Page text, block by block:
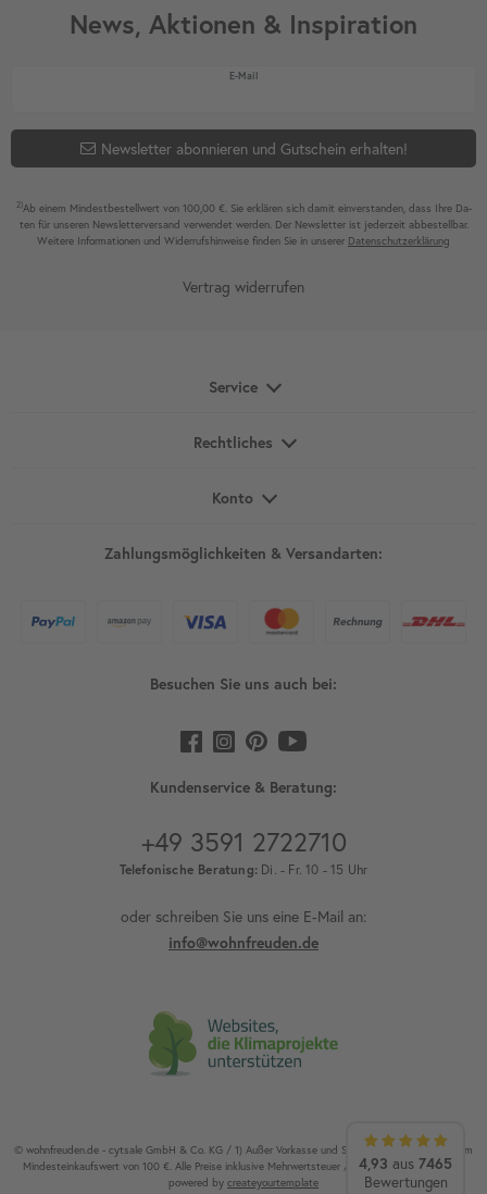
4,93 aus 7465
Bewertungen
News, Aktionen & Inspiration
E-MailNewsletter Honig
Newsletter abonnieren und Gutschein erhalten!
2)Ab einem Mindest­bestell­wert von 100,00 €. Sie erklären sich damit ein­ver­standen, dass Ihre Da­
ten für unseren News­letter­versand ver­wen­det werden. Der News­letter ist jeder­zeit ab­bestel­lbar.
Weitere Infor­mationen und Wider­rufshin­weise finden Sie in unserer Daten­schutz­erklärung
Vertrag widerrufen
Service
Rechtliches
Konto
Zahlungsmöglichkeiten & Versandarten:
Besuchen Sie uns auch bei:
Kundenservice & Beratung:
+49 3591 2722710
Telefonische Beratung: Di. - Fr. 10 - 15 Uhr
oder schreiben Sie uns eine E-Mail an:
info@wohnfreuden.de
© wohnfreuden.de - cytsale GmbH & Co. KG / 1) Außer Vorkasse und Speditionsware. 2) Ab einem
Mindesteinkaufswert von 100 €. Alle Preise inklusive Mehrwertsteuer / Alle Rechte vorbehalten.
powered by createyourtemplate